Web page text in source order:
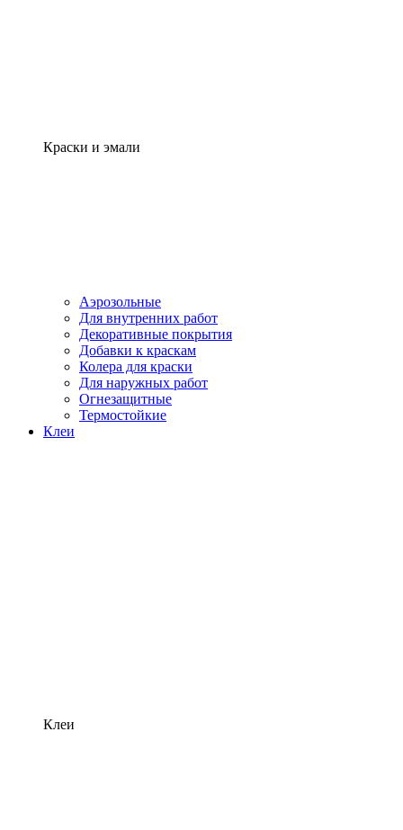
Краски и эмали
Аэрозольные
Для внутренних работ
Декоративные покрытия
Добавки к краскам
Колера для краски
Для наружных работ
Огнезащитные
Термостойкие
Клеи
Клеи